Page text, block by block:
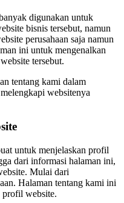
digunakan untuk
bisnis tersebut, namun
perusahaan saja namun
ini untuk mengenalkan
tersebut.
tentang kami dalam
websitenya
untuk menjelaskan profil
dari informasi halaman ini,
Mulai dari
Halaman tentang kami ini
profil website.